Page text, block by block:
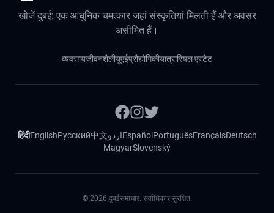
खोजें दुबई: एक आधुनिक चमत्कार जहां संस्कृतियां मिलती हैं और अवसर
असीमित हैं।
व्यवसायजीवनशैलीयूएईप्रौद्योगिकीयात्रारियल एस्टेट
हिंदीEnglishРусский中文اردوEspañol PortuguêsFrançaisDeutsch
MagyarSlovenský
© 2026 दुबईसमाचार. सर्वाधिकार सुरक्षित.